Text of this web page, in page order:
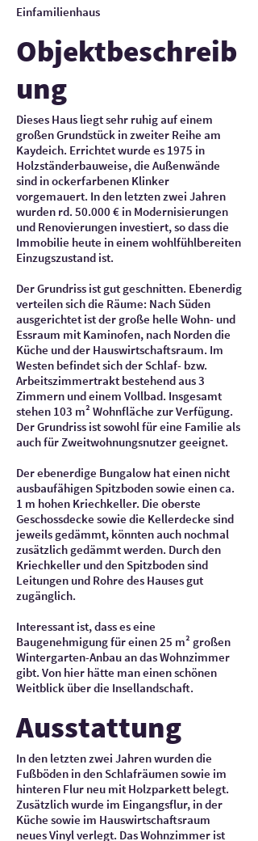
Einfamilienhaus
Objektbeschreib
ung
Dieses Haus liegt sehr ruhig auf einem
großen Grundstück in zweiter Reihe am
Kaydeich. Errichtet wurde es 1975 in
Holzständerbauweise, die Außenwände
sind in ockerfarbenen Klinker
vorgemauert. In den letzten zwei Jahren
wurden rd. 50.000 € in Modernisierungen
und Renovierungen investiert, so dass die
Immobilie heute in einem wohlfühlbereiten
Einzugszustand ist.
Der Grundriss ist gut geschnitten. Ebenerdig
verteilen sich die Räume: Nach Süden
ausgerichtet ist der große helle Wohn- und
Essraum mit Kaminofen, nach Norden die
Küche und der Hauswirtschaftsraum. Im
Westen befindet sich der Schlaf- bzw.
Arbeitszimmertrakt bestehend aus 3
Zimmern und einem Vollbad. Insgesamt
stehen 103 m² Wohnfläche zur Verfügung.
Der Grundriss ist sowohl für eine Familie als
auch für Zweitwohnungsnutzer geeignet.
Der ebenerdige Bungalow hat einen nicht
ausbaufähigen Spitzboden sowie einen ca.
1 m hohen Kriechkeller. Die oberste
Geschossdecke sowie die Kellerdecke sind
jeweils gedämmt, könnten auch nochmal
zusätzlich gedämmt werden. Durch den
Kriechkeller und den Spitzboden sind
Leitungen und Rohre des Hauses gut
zugänglich.
Interessant ist, dass es eine
Baugenehmigung für einen 25 m² großen
Wintergarten-Anbau an das Wohnzimmer
gibt. Von hier hätte man einen schönen
Weitblick über die Insellandschaft.
Ausstattung
In den letzten zwei Jahren wurden die
Fußböden in den Schlafräumen sowie im
hinteren Flur neu mit Holzparkett belegt.
Zusätzlich wurde im Eingangsflur, in der
Küche sowie im Hauswirtschaftsraum
neues Vinyl verlegt. Das Wohnzimmer ist